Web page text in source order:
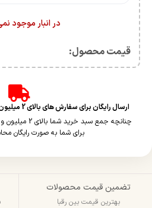
در انبار موجود
قیمت محصول:​
ارسال رایگان برای سفارش های بالای 2 میلیون و 500 هزار تومان(غیر حجمی)
برای شما به صورت رایگان
تضمین قیمت محصولات
بهترین قیمت بین رقبا